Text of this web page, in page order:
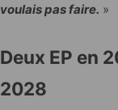
voulais pas faire. »
Deux EP en
2028